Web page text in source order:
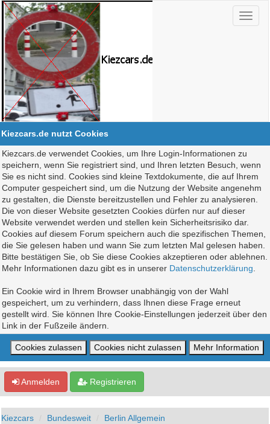
Kiezcars.de nutzt Cookies
Kiezcars.de verwendet Cookies, um Ihre Login-Informationen zu
speichern, wenn Sie registriert sind, und Ihren letzten Besuch, wenn
Sie es nicht sind. Cookies sind kleine Textdokumente, die auf Ihrem
Computer gespeichert sind, um die Nutzung der Website angenehm
zu gestalten, die Dienste bereitzustellen und Fehler zu analysieren.
Die von dieser Website gesetzten Cookies dürfen nur auf dieser
Website verwendet werden und stellen kein Sicherheitsrisiko dar.
Cookies auf diesem Forum speichern auch die spezifischen Themen,
die Sie gelesen haben und wann Sie zum letzten Mal gelesen haben.
Bitte bestätigen Sie, ob Sie diese Cookies akzeptieren oder ablehnen.
Mehr Informationen dazu gibt es in unserer Datenschutzerklärung
Ein Cookie wird in Ihrem Browser unabhängig von der Wahl
gespeichert, um zu verhindern, dass Ihnen diese Frage erneut
gestellt wird. Sie können Ihre Cookie-Einstellungen jederzeit über den
Link in der Fußzeile ändern.
Anmelden Registrieren
Kiezcars Bundesweit Berlin Allgemein